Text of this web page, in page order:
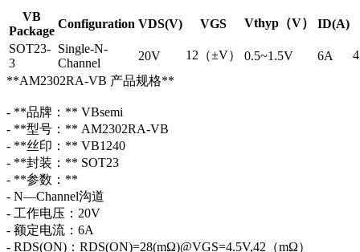
VB
Package
Configuration VDS(V) VGS Vthyp（V）
ID(A)
SOT23-
3
Single-N-
Channel
20V 12（±V） 0.5~1.5V 6A
**AM2302RA-VB 产品规格**
- **品牌：** VBsemi
- **型号：** AM2302RA-VB
- **丝印：** VB1240
- **封装：** SOT23
- **参数：**
- N—Channel沟道
- 工作电压：20V
- 额定电流：6A
- RDS(ON)：RDS(ON)=28(mΩ)@VGS=4.5V,42（mΩ）